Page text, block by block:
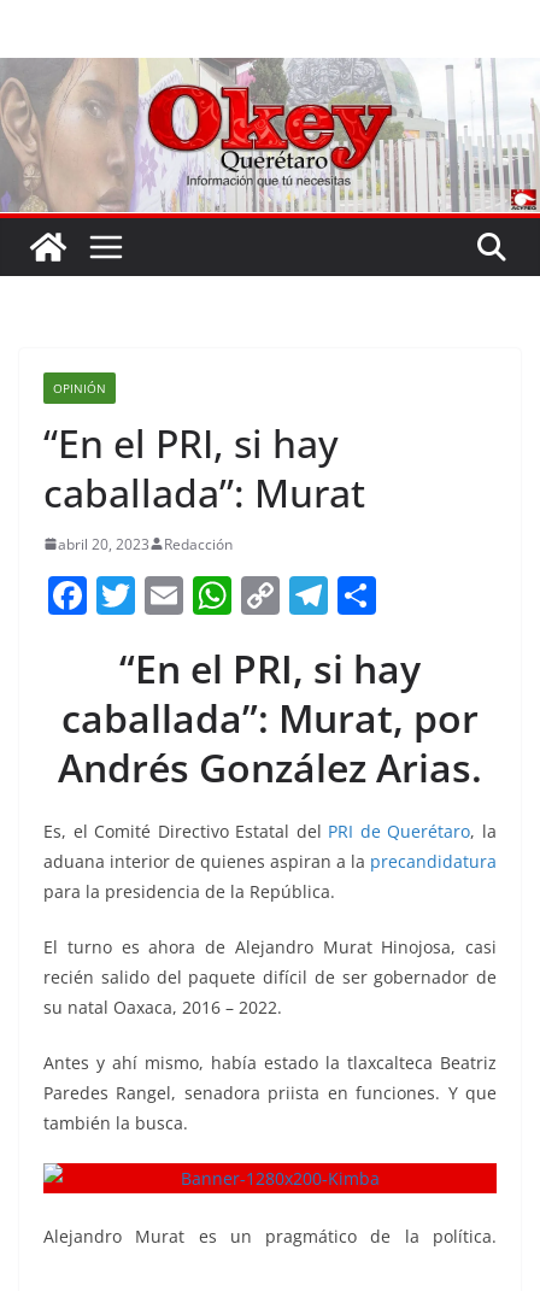
contenido
OPINIÓN
“En el PRI, si hay
caballada”: Murat
abril 20, 2023 Redacción
F
e
b
o
o
k
T
itt
er
E
ai
l
W
at
s
A
p
p
C
p
y
Li
n
k
T
e
gr
a
m
ar
e
“En el PRI, si hay
caballada”: Murat, por
Andrés González Arias.
Es, el Comité Directivo Estatal del PRI de Querétaro, la
aduana interior de quienes aspiran a la precandidatura
para la presidencia de la República.
El turno es ahora de Alejandro Murat Hinojosa, casi
recién salido del paquete difícil de ser gobernador de
su natal Oaxaca, 2016 – 2022.
Antes y ahí mismo, había estado la tlaxcalteca Beatriz
Paredes Rangel, senadora priista en funciones. Y que
también la busca.
Alejandro Murat es un pragmático de la política.